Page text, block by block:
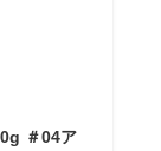
＃04ア